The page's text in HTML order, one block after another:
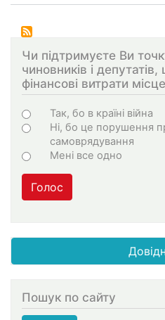
Чи підтримуєте Ви
чиновників і
фінансові витрати
Choices
Так, бо в країні війна
Ні, бо це порушення
самоврядування
Мені все одно
Голос
Пошук по сайту